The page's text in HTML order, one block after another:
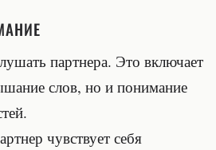
партнера. Это включает
слов, но и понимание
чувствует себя